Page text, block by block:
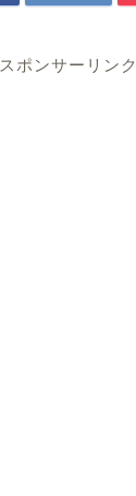
スポンサーリンク